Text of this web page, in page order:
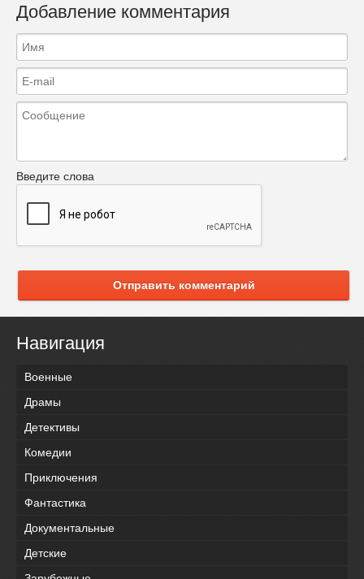
Добавление комментария
Введите слова
Отправить комментарий
Навигация
Военные
Драмы
Детективы
Комедии
Приключения
Фантастика
Документальные
Детские